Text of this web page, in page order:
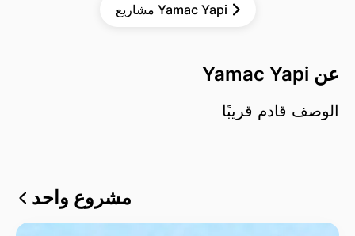
مشاريع Yamac Yapi
عن Yamac Yapi
الوصف قادم قريبًا
مشروع واحد